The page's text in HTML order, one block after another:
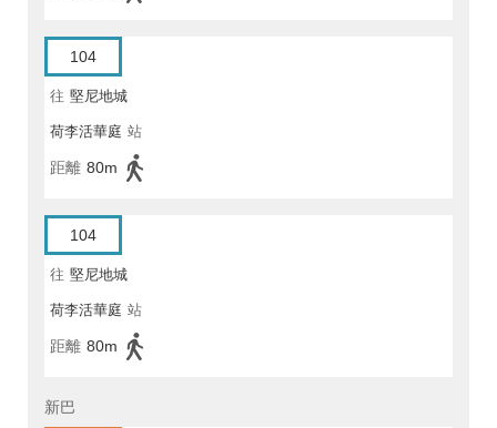
104
往 堅尼地城
荷李活華庭 站
距離 80m
104
往 堅尼地城
荷李活華庭 站
距離 80m
新巴